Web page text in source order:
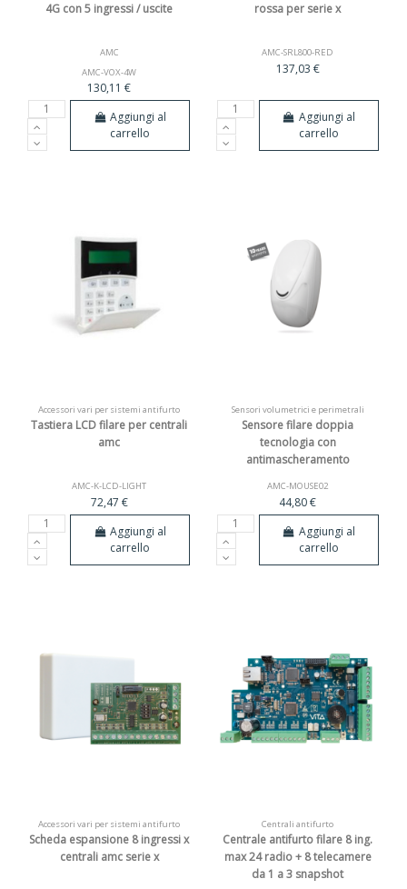
4G con 5 ingressi / uscite
AMC
AMC-VOX-4W
130,11 €
Aggiungi al
carrello
rossa per serie x
AMC-SRL800-RED
137,03 €
Aggiungi al
carrello
Accessori vari per sistemi antifurto
Tastiera LCD filare per centrali
amc
AMC-K-LCD-LIGHT
72,47 €
Aggiungi al
carrello
Sensori volumetrici e perimetrali
Sensore filare doppia
tecnologia con
antimascheramento
AMC-MOUSE02
44,80 €
Aggiungi al
carrello
Accessori vari per sistemi antifurto
Scheda espansione 8 ingressi x
centrali amc serie x
Centrali antifurto
Centrale antifurto filare 8 ing.
max 24 radio + 8 telecamere
da 1 a 3 snapshot